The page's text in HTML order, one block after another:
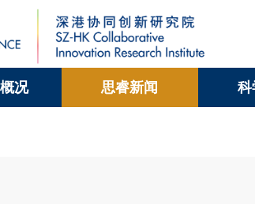
学术部门索引
况 思睿新闻 科